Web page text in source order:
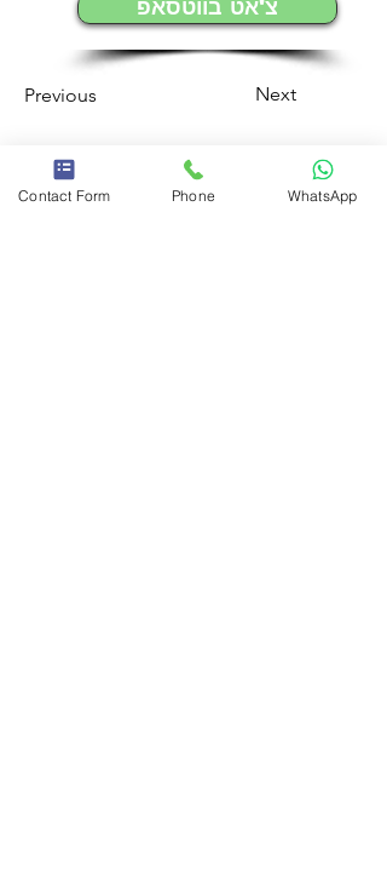
צ'אט בווטסאפ
Previous Next
Contact Form Phone WhatsApp